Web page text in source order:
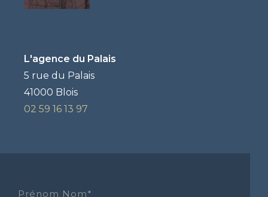
L'agence du Palais
5 rue du Palais
41000 Blois
02 59 16 13 97
Prénom Nom*